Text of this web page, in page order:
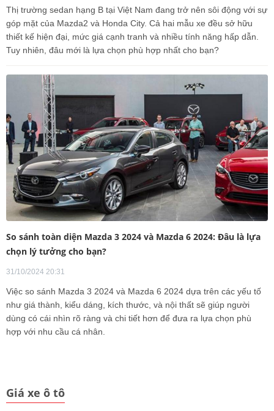
Thị trường sedan hạng B tại Việt Nam đang trở nên sôi động với sự
góp mặt của Mazda2 và Honda City. Cả hai mẫu xe đều sở hữu
thiết kế hiện đại, mức giá cạnh tranh và nhiều tính năng hấp dẫn.
Tuy nhiên, đâu mới là lựa chọn phù hợp nhất cho bạn?
So sánh toàn diện Mazda 3 2024 và Mazda 6 2024: Đâu là lựa
chọn lý tưởng cho bạn?
31/10/2024 20:31
Việc so sánh Mazda 3 2024 và Mazda 6 2024 dựa trên các yếu tố
như giá thành, kiểu dáng, kích thước, và nội thất sẽ giúp người
dùng có cái nhìn rõ ràng và chi tiết hơn để đưa ra lựa chọn phù
hợp với nhu cầu cá nhân.
Giá xe ô tô